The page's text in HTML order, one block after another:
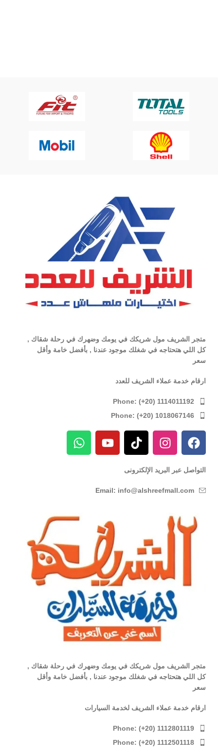
متجر الشريف مول شريكك في يومك وضهرك في رحلة شقاك ,
كل اللي هتحتاجه في شغلك موجود عندنا , بأفضل خامة وأقل
سعر
ارقام خدمة عملاء الشريف للعدد
Phone: (+20) 1114011192
Phone: (+20) 1018067146
التواصل عبر البريد الإلكترونى
Email: info@alshreefmall.com
متجر الشريف مول شريكك في يومك وضهرك في رحلة شقاك ,
كل اللي هتحتاجه في شغلك موجود عندنا , بأفضل خامة وأقل
سعر
ارقام خدمة عملاء الشريف لخدمة السيارات
Phone: (+20) 1112801119
Phone: (+20) 1112501118